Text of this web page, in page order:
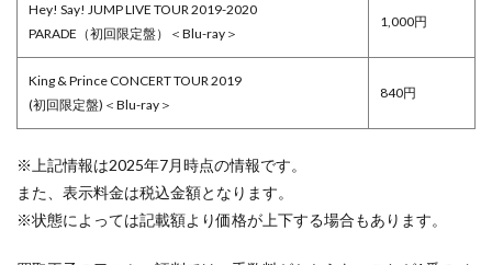
Hey! Say! JUMP LIVE TOUR 2019-2020
PARADE（初回限定盤）＜Blu-ray＞
1,000円
King & Prince CONCERT TOUR 2019
(初回限定盤)＜Blu-ray＞
840円
※上記情報は2025年7月時点の情報です。
また、表示料金は税込金額となります。
※状態によっては記載額より価格が上下する場合もあります。